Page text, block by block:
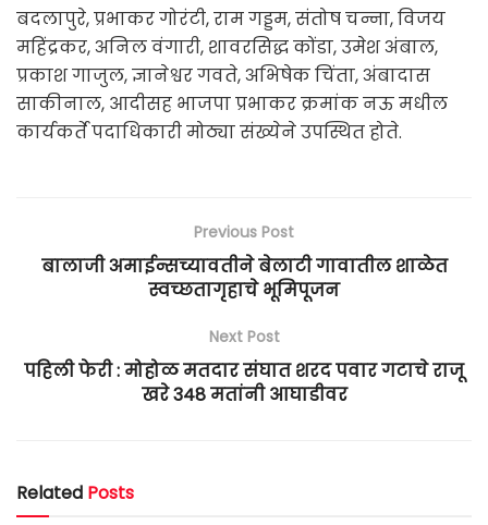
बदलापुरे, प्रभाकर गोरंटी, राम गड्डम, संतोष चन्ना, विजय
महिंद्रकर, अनिल वंगारी, शावरसिद्ध कोंडा, उमेश अंबाल,
प्रकाश गाजुल, ज्ञानेश्वर गवते, अभिषेक चिंता, अंबादास
साकीनाल, आदीसह भाजपा प्रभाकर क्रमांक नऊ मधील
कार्यकर्ते पदाधिकारी मोठ्या संख्येने उपस्थित होते.
Previous Post
बालाजी अमाईन्सच्यावतीने बेलाटी गावातील शाळेत
स्वच्छतागृहाचे भूमिपूजन
Next Post
पहिली फेरी : मोहोळ मतदार संघात शरद पवार गटाचे राजू
खरे 348 मतांनी आघाडीवर
Related Posts